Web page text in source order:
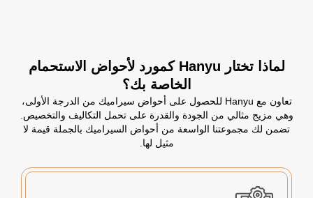
لماذا تختار Hanyu كمورد لأحواض الاستحمام
الخاصة بك؟
تعاون مع Hanyu للحصول على أحواض سيراميك من الدرجة الأولى،
وهي مزيج مثالي من الجودة والقدرة على تحمل التكاليف والتخصيص.
تضمن لك مجموعتنا الواسعة من أحواض السيراميك بالجملة قيمة لا
مثيل لها.